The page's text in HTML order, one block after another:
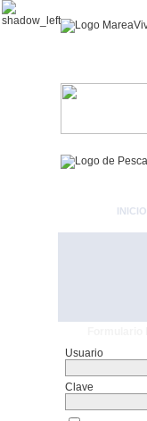
INICIO
Usuario
Clave